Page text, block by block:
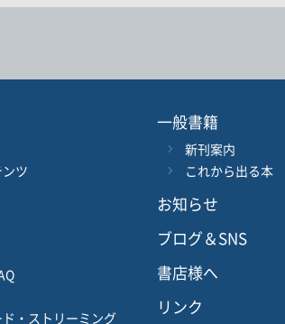
ぢゃぢゅぢょ
びゃびゅびょ ぴゃぴゅぴょ
りゃりゅりょ
〔わたしの まち〕
とめテスト
レベル
-
ツ
・ストリーミング
一般書籍
新刊案内
これから出る本
お知らせ
ブログ＆SNS
書店様へ
リンク